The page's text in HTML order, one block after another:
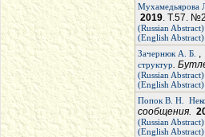
Мухамедьярова
2019. Т.57.
(Russian Abstract)
(English Abstract)
Зачернюк А. Б. ,
структур.
(Russian Abstract)
(English Abstract)
Попок В. Н.
сообщения.
(Russian Abstract)
(English Abstract)